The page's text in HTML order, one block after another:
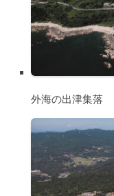
外海の出津集落